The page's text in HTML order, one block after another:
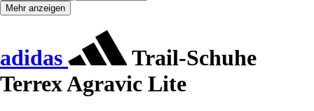
Mehr anzeigen
adidas
Trail-Schuhe
Terrex Agravic Lite